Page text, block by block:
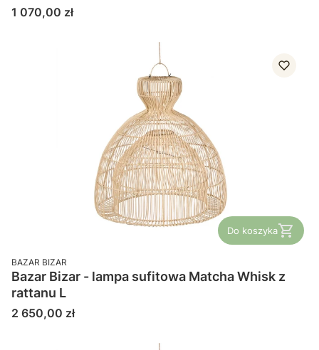
Cena
1 070,00 zł
Do koszyka
PRODUCENT
BAZAR BIZAR
Bazar Bizar - lampa sufitowa Matcha Whisk z
rattanu L
Cena
2 650,00 zł